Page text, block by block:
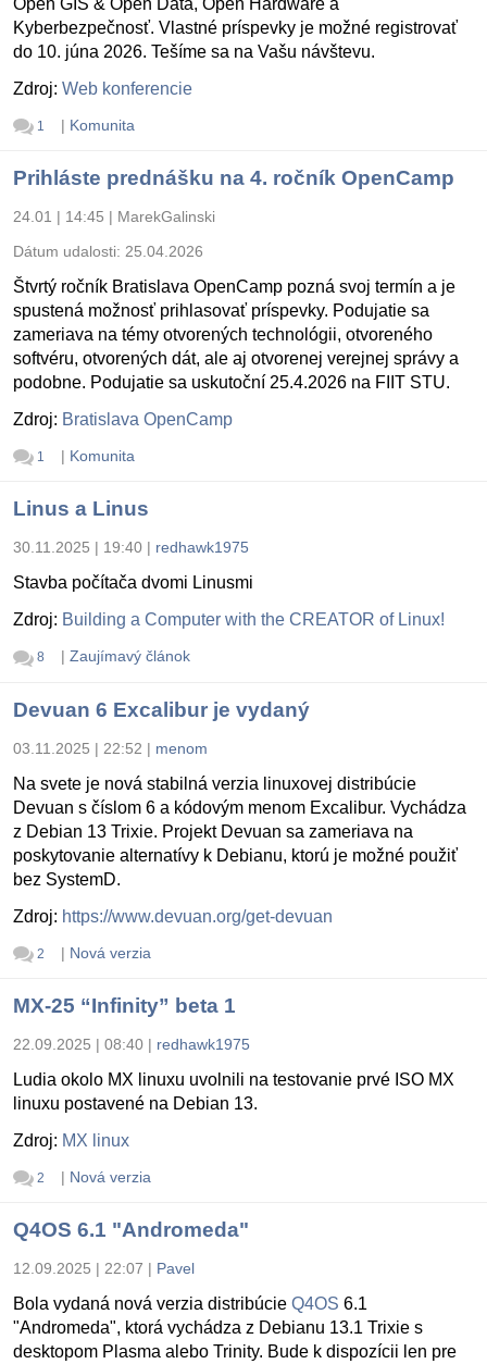
Kyberbezpečnosť. Vlastné príspevky je možné registrovať
do 10. júna 2026. Tešíme sa na Vašu návštevu.
Zdroj: Web konferencie
1 | Komunita
Prihláste prednášku na 4. ročník OpenCamp
24.01 | 14:45 | MarekGalinski
Dátum udalosti: 25.04.2026
Štvrtý ročník Bratislava OpenCamp pozná svoj termín a je
spustená možnosť prihlasovať príspevky. Podujatie sa
zameriava na témy otvorených technológii, otvoreného
softvéru, otvorených dát, ale aj otvorenej verejnej správy a
podobne. Podujatie sa uskutoční 25.4.2026 na FIIT STU.
Zdroj: Bratislava OpenCamp
1 | Komunita
Linus a Linus
30.11.2025 | 19:40 | redhawk1975
Stavba počítača dvomi Linusmi
Zdroj: Building a Computer with the CREATOR of Linux!
8 | Zaujímavý článok
Devuan 6 Excalibur je vydaný
03.11.2025 | 22:52 | menom
Na svete je nová stabilná verzia linuxovej distribúcie
Devuan s číslom 6 a kódovým menom Excalibur. Vychádza
z Debian 13 Trixie. Projekt Devuan sa zameriava na
poskytovanie alternatívy k Debianu, ktorú je možné použiť
bez SystemD.
Zdroj: https://www.devuan.org/get-devuan
2 | Nová verzia
MX-25 “Infinity” beta 1
22.09.2025 | 08:40 | redhawk1975
Ludia okolo MX linuxu uvolnili na testovanie prvé ISO MX
linuxu postavené na Debian 13.
Zdroj: MX linux
2 | Nová verzia
Q4OS 6.1 "Andromeda"
12.09.2025 | 22:07 | Pavel
Bola vydaná nová verzia distribúcie Q4OS 6.1
"Andromeda", ktorá vychádza z Debianu 13.1 Trixie s
desktopom Plasma alebo Trinity. Bude k dispozícii len pre